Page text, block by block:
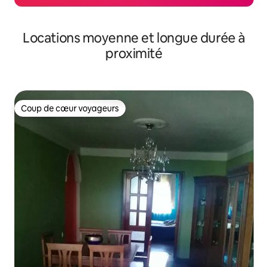
Locations moyenne et longue durée à
proximité
Coup de cœur voyageurs
Coup de cœur voyageurs